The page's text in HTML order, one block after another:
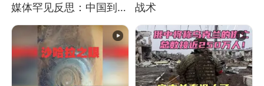
媒体罕见反思：中国到底
战术